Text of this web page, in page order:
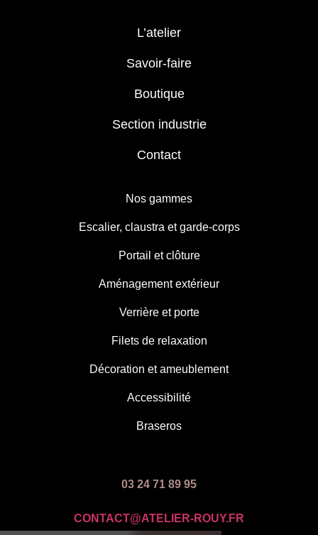
L’atelier
Savoir-faire
Boutique
Section industrie
Contact
Nos gammes
Escalier, claustra et garde-corps
Portail et clôture
Aménagement extérieur
Verrière et porte
Filets de relaxation
Décoration et ameublement
Accessibilité
Braseros
03 24 71 89 95
CONTACT@ATELIER-ROUY.FR